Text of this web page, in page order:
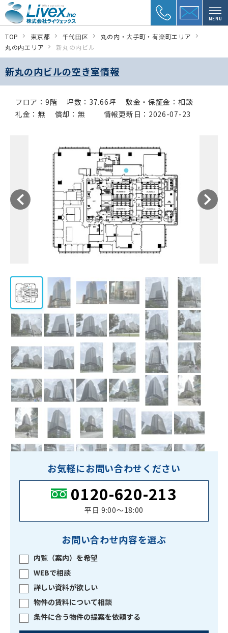
MENU
TOP 東京都 千代田区
丸の内・大手町・有楽町エリア
丸の内エリア
新丸の内ビル
新丸の内ビルの空き室情報
フロア：9階 坪数：37.66坪
敷金・保証金：相談
礼金：無
償却：無 情報更新日：2026-07-23
お気軽にお問い合わせください
0120-620-213
平日 9:00〜18:00
お問い合わせ内容を選ぶ
内覧（案内）を希望
WEBで相談
詳しい資料が欲しい
物件の賃料について相談
条件に合う物件の提案を依頼する